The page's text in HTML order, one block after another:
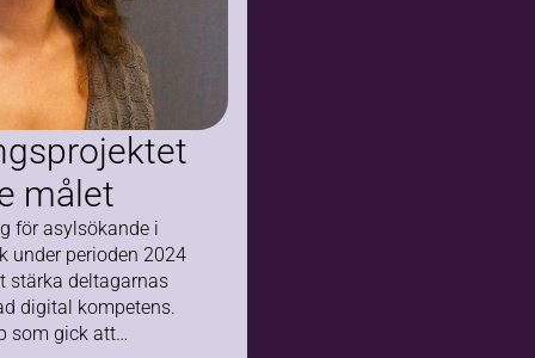
målet
för asylsökande i
under perioden 2024
stärka deltagarnas
digital kompetens.
som gick att…